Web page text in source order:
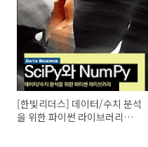
[한빛리더스] 데이터/수치 분석
을 위한 파이썬 라이브러리